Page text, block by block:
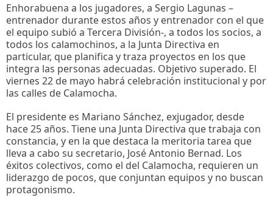
Enhorabuena a los jugadores, a Sergio Lagunas –
entrenador durante estos años y entrenador con el que
el equipo subió a Tercera División-, a todos los socios, a
todos los calamochinos, a la Junta Directiva en
particular, que planifica y traza proyectos en los que
integra las personas adecuadas. Objetivo superado. El
viernes 22 de mayo habrá celebración institucional y por
las calles de Calamocha.
El presidente es Mariano Sánchez, exjugador, desde
hace 25 años. Tiene una Junta Directiva que trabaja con
constancia, y en la que destaca la meritoria tarea que
lleva a cabo su secretario, José Antonio Bernad. Los
éxitos colectivos, como el del Calamocha, requieren un
liderazgo de pocos, que conjuntan equipos y no buscan
protagonismo.